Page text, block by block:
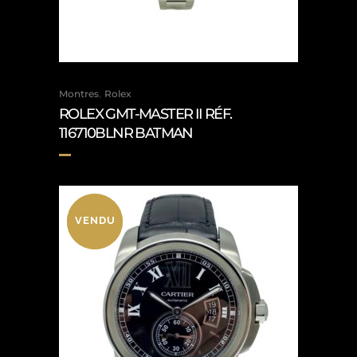
Montres, Rolex
ROLEX GMT-MASTER II RÉF.
116710BLNR BATMAN
VENDU
VENDU